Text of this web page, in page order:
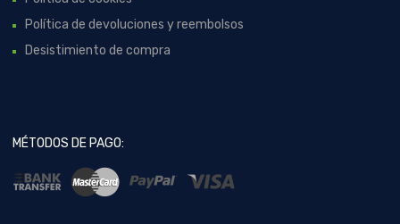
Política de devoluciones y reembolsos
Desistimiento de compra
MÉTODOS DE PAGO: